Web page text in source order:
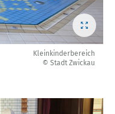
Kleinkinderbereich
© Stadt Zwickau